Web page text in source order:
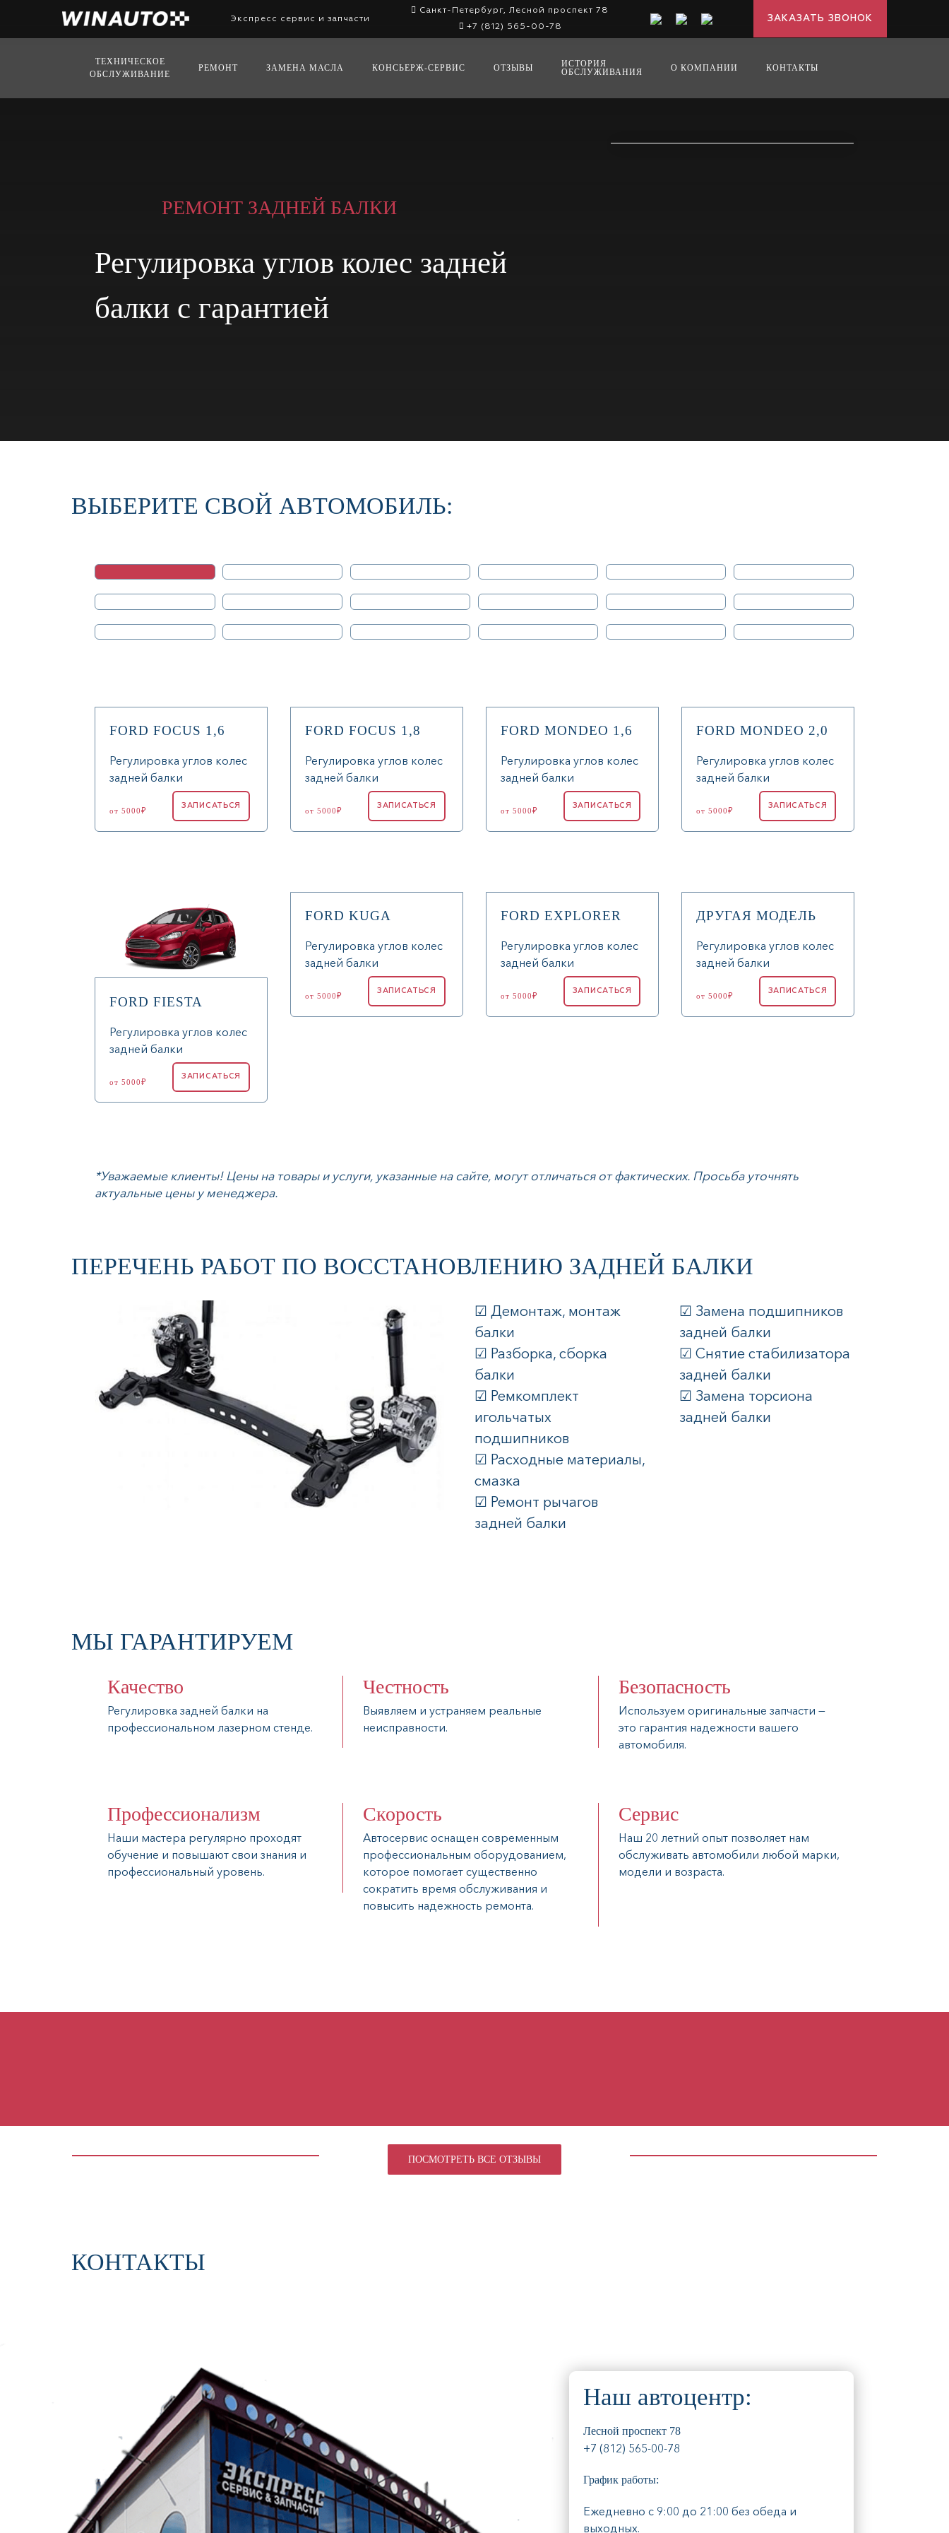
Экспресс сервис и запчасти
Санкт-Петербург, Лесной проспект 78
+7 (812) 565-00-78
ЗАКАЗАТЬ ЗВОНОК
ТЕХНИЧЕСКОЕ
ОБСЛУЖИВАНИЕ
РЕМОНТ ЗАМЕНА МАСЛА КОНСЬЕРЖ-СЕРВИС ОТЗЫВЫ
ИСТОРИЯ
ОБСЛУЖИВАНИЯ
О КОМПАНИИ КОНТАКТЫ
РЕМОНТ ЗАДНЕЙ БАЛКИ
Регулировка углов колес задней
балки с гарантией
ВЫБЕРИТЕ СВОЙ АВТОМОБИЛЬ:
FORD FOCUS 1,6
Регулировка углов колес
задней балки
от 5000₽
ЗАПИСАТЬСЯ
FORD FOCUS 1,8
Регулировка углов колес
задней балки
от 5000₽
ЗАПИСАТЬСЯ
FORD MONDEO 1,6
Регулировка углов колес
задней балки
от 5000₽
ЗАПИСАТЬСЯ
FORD MONDEO 2,0
Регулировка углов колес
задней балки
от 5000₽
ЗАПИСАТЬСЯ
FORD FIESTA
Регулировка углов колес
задней балки
от 5000₽
ЗАПИСАТЬСЯ
FORD KUGA
Регулировка углов колес
задней балки
от 5000₽
ЗАПИСАТЬСЯ
FORD EXPLORER
Регулировка углов колес
задней балки
от 5000₽
ЗАПИСАТЬСЯ
ДРУГАЯ МОДЕЛЬ
Регулировка углов колес
задней балки
от 5000₽
ЗАПИСАТЬСЯ
*Уважаемые клиенты! Цены на товары и услуги, указанные на сайте, могут отличаться от фактических. Просьба уточнять
актуальные цены у менеджера.
ПЕРЕЧЕНЬ РАБОТ ПО ВОССТАНОВЛЕНИЮ ЗАДНЕЙ БАЛКИ
☑ Демонтаж, монтаж
балки
☑ Разборка, сборка
балки
☑ Ремкомплект
игольчатых
подшипников
☑ Расходные материалы,
смазка
☑ Ремонт рычагов
задней балки
☑ Замена подшипников
задней балки
☑ Снятие стабилизатора
задней балки
☑ Замена торсиона
задней балки
МЫ ГАРАНТИРУЕМ
Качество
Регулировка задней балки на
профессиональном лазерном стенде.
Честность
Выявляем и устраняем реальные
неисправности.
Безопасность
Используем оригинальные запчасти —
это гарантия надежности вашего
автомобиля.
Профессионализм
Наши мастера регулярно проходят
обучение и повышают свои знания и
профессиональный уровень.
Скорость
Автосервис оснащен современным
профессиональным оборудованием,
которое помогает существенно
сократить время обслуживания и
повысить надежность ремонта.
Сервис
Наш 20 летний опыт позволяет нам
обслуживать автомобили любой марки,
модели и возраста.
ПОСМОТРЕТЬ ВСЕ ОТЗЫВЫ
КОНТАКТЫ
Наш автоцентр:
Лесной проспект 78
+7 (812) 565-00-78
График работы:
Ежедневно с 9:00 до 21:00 без обеда и
выходных.